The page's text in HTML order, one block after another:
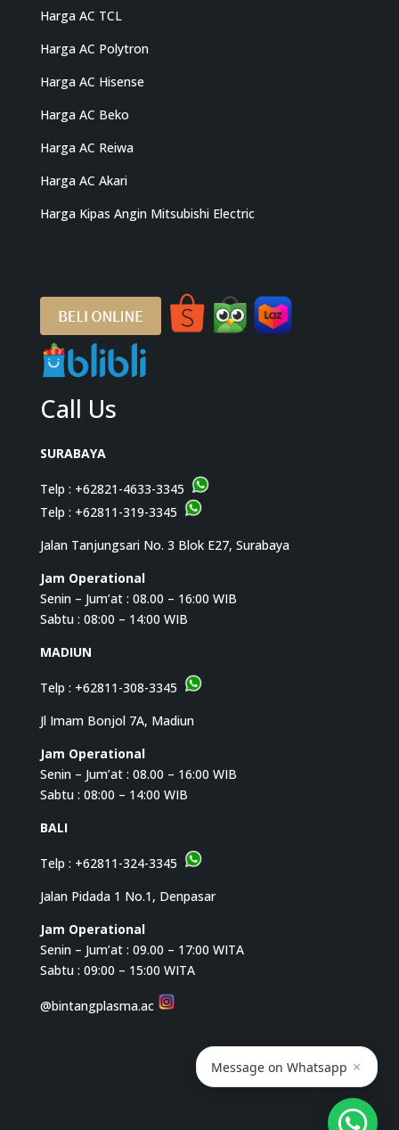
Harga AC TCL
Harga AC Polytron
Harga AC Hisense
Harga AC Beko
Harga AC Reiwa
Harga AC Akari
Harga Kipas Angin Mitsubishi Electric
Call Us
SURABAYA
Telp : +62821-4633-3345
Telp : +62811-319-3345
Jalan Tanjungsari No. 3 Blok E27, Surabaya
Jam Operational
Senin – Jum’at : 08.00 – 16:00 WIB
Sabtu : 08:00 – 14:00 WIB
MADIUN
Telp : +62811-308-3345
Jl Imam Bonjol 7A, Madiun
Jam Operational
Senin – Jum’at : 08.00 – 16:00 WIB
Sabtu : 08:00 – 14:00 WIB
BALI
Telp : +62811-324-3345
Jalan Pidada 1 No.1, Denpasar
Jam Operational
Senin – Jum’at : 09.00 – 17:00 WITA
Sabtu : 09:00 – 15:00 WITA
@bintangplasma.ac
Message on Whatsapp ×